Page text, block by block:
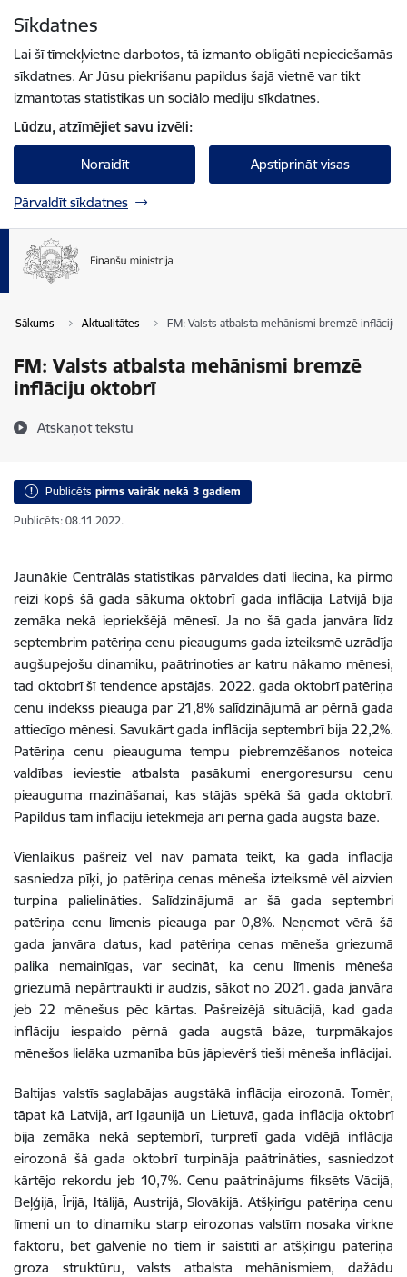
Sīkdatnes
Lai šī tīmekļvietne darbotos, tā izmanto obligāti nepieciešamās
sīkdatnes. Ar Jūsu piekrišanu papildus šajā vietnē var tikt
izmantotas statistikas un sociālo mediju sīkdatnes.
Lūdzu, atzīmējiet savu izvēli:
Noraidīt Apstiprināt visas
Pārvaldīt sīkdatnes
Sākums Aktualitātes FM: Valsts atbalsta mehānismi bremzē inflāciju
FM: Valsts atbalsta mehānismi bremzē
inflāciju oktobrī
Atskaņot tekstu
Publicēts pirms vairāk nekā 3 gadiem
Publicēts: 08.11.2022.
Jaunākie Centrālās statistikas pārvaldes dati liecina, ka pirmo
reizi kopš šā gada sākuma oktobrī gada inflācija Latvijā bija
zemāka nekā iepriekšējā mēnesī. Ja no šā gada janvāra līdz
septembrim patēriņa cenu pieaugums gada izteiksmē uzrādīja
augšupejošu dinamiku, paātrinoties ar katru nākamo mēnesi,
tad oktobrī šī tendence apstājās. 2022. gada oktobrī patēriņa
cenu indekss pieauga par 21,8% salīdzinājumā ar pērnā gada
attiecīgo mēnesi. Savukārt gada inflācija septembrī bija 22,2%.
Patēriņa cenu pieauguma tempu piebremzēšanos noteica
valdības ieviestie atbalsta pasākumi energoresursu cenu
pieauguma mazināšanai, kas stājās spēkā šā gada oktobrī.
Papildus tam inflāciju ietekmēja arī pērnā gada augstā bāze.
Vienlaikus pašreiz vēl nav pamata teikt, ka gada inflācija
sasniedza pīķi, jo patēriņa cenas mēneša izteiksmē vēl aizvien
turpina palielināties. Salīdzinājumā ar šā gada septembri
patēriņa cenu līmenis pieauga par 0,8%. Neņemot vērā šā
gada janvāra datus, kad patēriņa cenas mēneša griezumā
palika nemainīgas, var secināt, ka cenu līmenis mēneša
griezumā nepārtraukti ir audzis, sākot no 2021. gada janvāra
jeb 22 mēnešus pēc kārtas. Pašreizējā situācijā, kad gada
inflāciju iespaido pērnā gada augstā bāze, turpmākajos
mēnešos lielāka uzmanība būs jāpievērš tieši mēneša inflācijai.
Baltijas valstīs saglabājas augstākā inflācija eirozonā. Tomēr,
tāpat kā Latvijā, arī Igaunijā un Lietuvā, gada inflācija oktobrī
bija zemāka nekā septembrī, turpretī gada vidējā inflācija
eirozonā šā gada oktobrī turpināja paātrināties, sasniedzot
kārtējo rekordu jeb 10,7%. Cenu paātrinājums fiksēts Vācijā,
Beļģijā, Īrijā, Itālijā, Austrijā, Slovākijā. Atšķirīgu patēriņa cenu
līmeni un to dinamiku starp eirozonas valstīm nosaka virkne
faktoru, bet galvenie no tiem ir saistīti ar atšķirīgu patēriņa
groza struktūru, valsts atbalsta mehānismiem, dažādu